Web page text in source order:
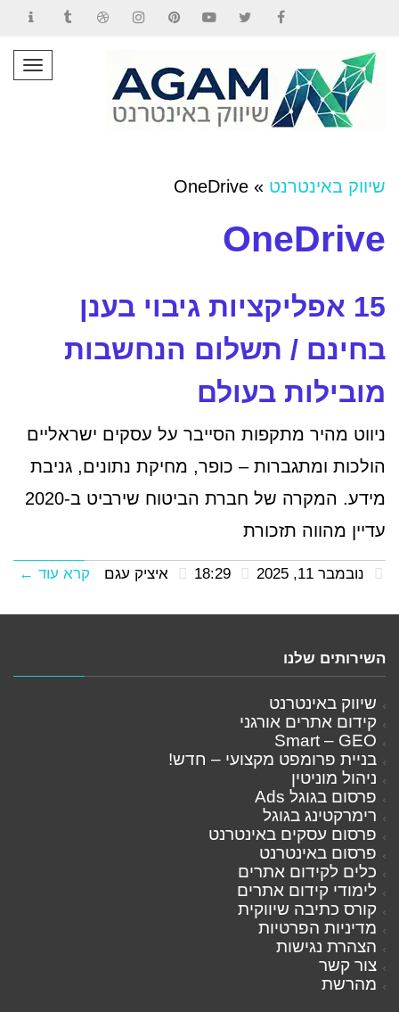
שיווק באינטרנט »
OneDrive
OneDrive
15 אפליקציות גיבוי בענן
בחינם / תשלום הנחשבות
מובילות בעולם
ניווט מהיר מתקפות הסייבר על עסקים ישראליים
הולכות ומתגברות – כופר, מחיקת נתונים, גניבת
מידע. המקרה של חברת הביטוח שירביט ב-2020
עדיין מהווה תזכורת
נובמבר 11, 2025 איציק עגם קרא עוד ←
השירותים שלנו
שיווק באינטרנט
קידום אתרים אורגני
Smart – GEO
בניית פרומפט מקצועי – חדש!
ניהול מוניטין
פרסום בגוגל Ads
רימרקטינג בגוגל
פרסום עסקים באינטרנט
פרסום באינטרנט
כלים לקידום אתרים
לימודי קידום אתרים
קורס כתיבה שיווקית
מדיניות הפרטיות
הצהרת נגישות
צור קשר
מהרשת